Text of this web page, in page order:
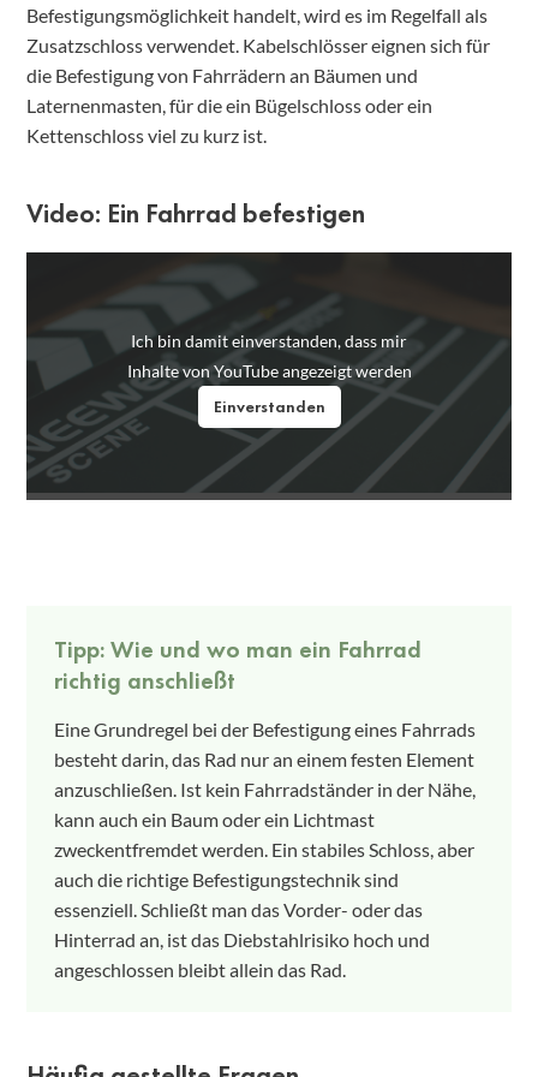
Befestigungsmöglichkeit handelt, wird es im Regelfall als
Zusatzschloss verwendet. Kabelschlösser eignen sich für
die Befestigung von Fahrrädern an Bäumen und
Laternenmasten, für die ein Bügelschloss oder ein
Kettenschloss viel zu kurz ist.
Video: Ein Fahrrad befestigen
Ich bin damit einverstanden, dass mir
Inhalte von YouTube angezeigt werden
Einverstanden
Tipp: Wie und wo man ein Fahrrad
richtig anschließt
Eine Grundregel bei der Befestigung eines Fahrrads
besteht darin, das Rad nur an einem festen Element
anzuschließen. Ist kein Fahrradständer in der Nähe,
kann auch ein Baum oder ein Lichtmast
zweckentfremdet werden. Ein stabiles Schloss, aber
auch die richtige Befestigungstechnik sind
essenziell. Schließt man das Vorder- oder das
Hinterrad an, ist das Diebstahlrisiko hoch und
angeschlossen bleibt allein das Rad.